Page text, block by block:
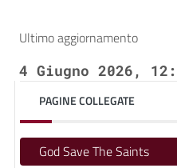
Ultimo aggiornamento
4 Giugno 2026,
PAGINE COLLEGATE
God Save The Saints